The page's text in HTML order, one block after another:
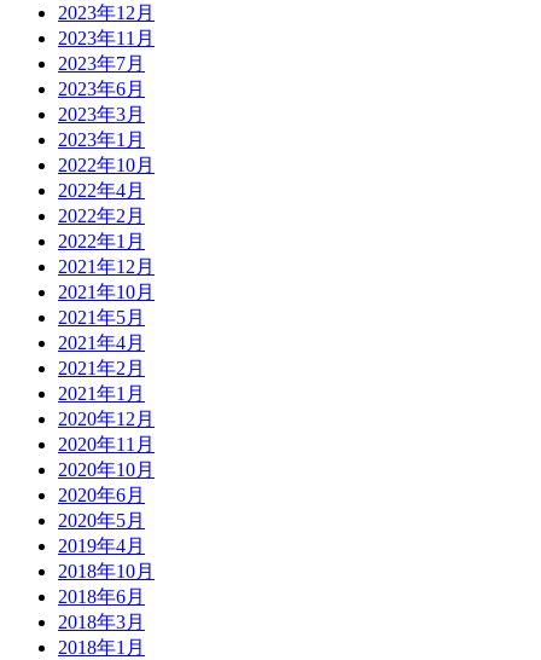
2023年12月
2023年11月
2023年7月
2023年6月
2023年3月
2023年1月
2022年10月
2022年4月
2022年2月
2022年1月
2021年12月
2021年10月
2021年5月
2021年4月
2021年2月
2021年1月
2020年12月
2020年11月
2020年10月
2020年6月
2020年5月
2019年4月
2018年10月
2018年6月
2018年3月
2018年1月